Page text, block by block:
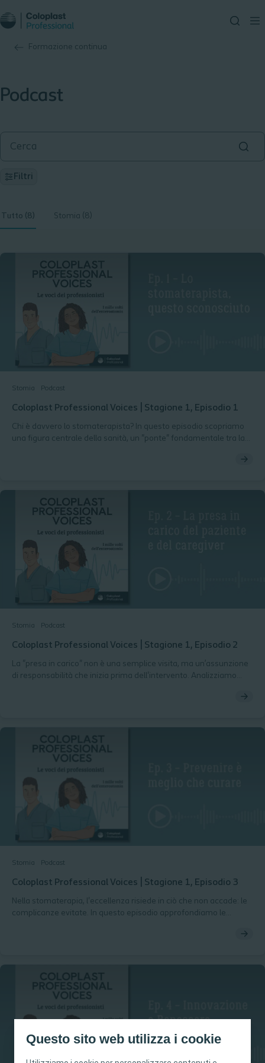
Questo sito web utilizza i cookie
Formazione continua
Podcast
Filtri
Tutto (8) Stomia (8)
Stomia Podcast
Coloplast Professional Voices | Stagione 1, Episodio 1
Chi è davvero lo stomaterapista? In questo episodio scopriamo
una figura centrale della sanità, un "ponte" fondamentale tra la
Alessia Bartolini e Giovanni Sarritzu, esploriamo le competenze
benessere.
Stomia Podcast
Coloplast Professional Voices | Stagione 1, Episodio 2
La "presa in carico" non è una semplice visita, ma un’assunzione
di responsabilità che inizia prima dell'intervento. Analizziamo
Stomia Podcast
Coloplast Professional Voices | Stagione 1, Episodio 3
Nella stomaterapia, l'eccellenza risiede in ciò che non accade: le
complicanze evitate. In questo episodio approfondiamo le
peristomale, l'uso clinico della convessità e le nuove linee guida